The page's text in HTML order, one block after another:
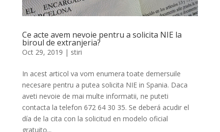
Ce acte avem nevoie pentru a solicita NIE la
biroul de extranjeria?
Oct 29, 2019 | stiri
In acest articol va vom enumera toate demersuile
necesare pentru a putea solicita NIE in Spania. Daca
aveti nevoie de mai multe informatii, ne puteti
contacta la telefon 672 64 30 35. Se deberá acudir el
día de la cita con la solicitud en modelo oficial
gratuito...